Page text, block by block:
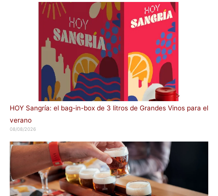
HOY Sangría: el bag-in-box de 3 litros de Grandes Vinos para el
verano
08/08/2026